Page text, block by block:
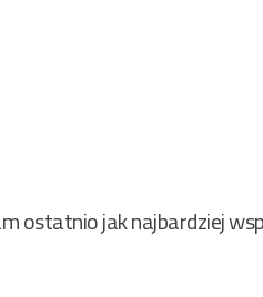
ostatnio jak najbardziej